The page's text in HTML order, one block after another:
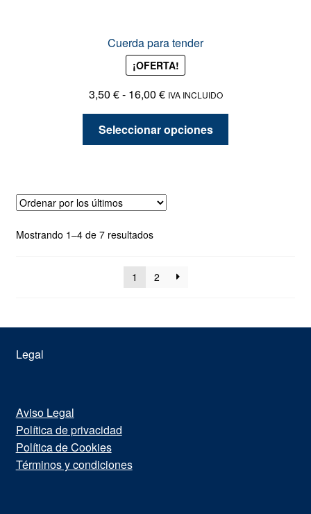
Cuerda para tender
¡OFERTA!
3,50 €- 16,00 €Rango
de
precios:
desde
16,00 €
IVA INCLUIDO
Seleccionar opciones
página
Mostrando 1–4 de 7 resultadosOrdenado
últimos
1 2
Legal
Aviso Legal
Política de privacidad
Política de Cookies
Términos y condiciones